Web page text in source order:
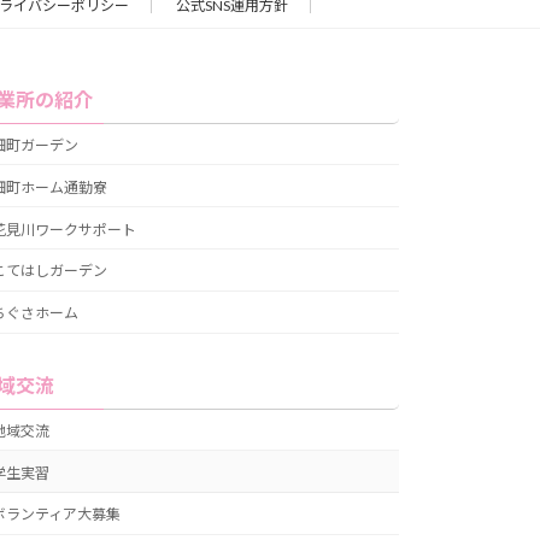
イバシーポリシー 公式SNS運用方針
所の紹介
町ガーデン
町ホーム通勤寮
見川ワークサポート
てはしガーデン
ぐさホーム
交流
域交流
生実習
ランティア大募集